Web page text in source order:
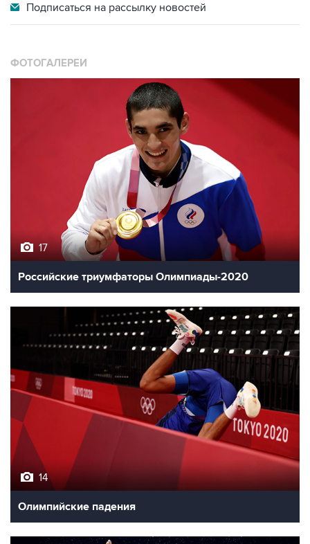
Подписаться на рассылку новостей
ФОТОГАЛЕРЕИ
17
Российские триумфаторы Олимпиады-2020
14
Олимпийские падения